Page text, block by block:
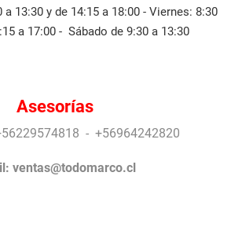
a 13:30 y de 14:15 a 18:00 - Viernes: 8:30
a 17:00 - Sábado de 9:30 a 13:30
Asesorías
- +56964242820
ventas@todomarco.cl